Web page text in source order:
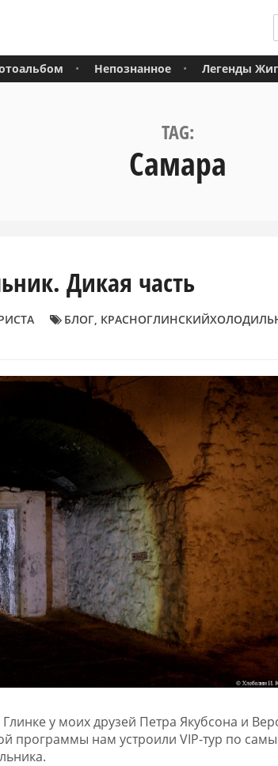
Непознанное Легенды
TAG:
Самара
Дикая часть
БЛОГ,
у моих друзей Петра Якубсона и
программы нам устроили VIP-тур по